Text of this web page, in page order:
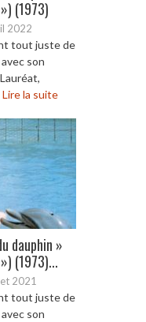
(1973)
2022
tout juste de
son
Lire la suite
dauphin »
(1973)...
2021
tout juste de
son